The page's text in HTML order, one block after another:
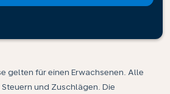
gelten für einen Erwachsenen. Alle
Steuern und Zuschlägen. Die